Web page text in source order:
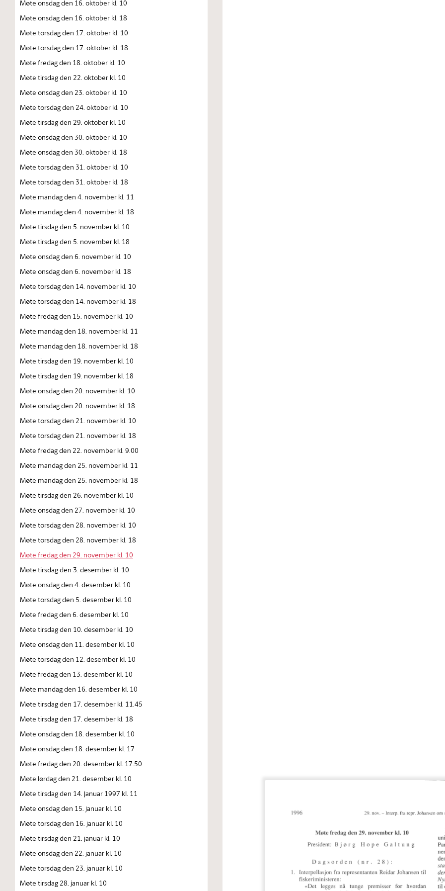
Møte onsdag den 16. oktober kl. 10
Møte onsdag den 16. oktober kl. 18
Møte torsdag den 17. oktober kl. 10
Møte torsdag den 17. oktober kl. 18
Møte fredag den 18. oktober kl. 10
Møte tirsdag den 22. oktober kl. 10
Møte onsdag den 23. oktober kl. 10
Møte torsdag den 24. oktober kl. 10
Møte tirsdag den 29. oktober kl. 10
Møte onsdag den 30. oktober kl. 10
Møte onsdag den 30. oktober kl. 18
Møte torsdag den 31. oktober kl. 10
Møte torsdag den 31. oktober kl. 18
Møte mandag den 4. november kl. 11
Møte mandag den 4. november kl. 18
Møte tirsdag den 5. november kl. 10
Møte tirsdag den 5. november kl. 18
Møte onsdag den 6. november kl. 10
Møte onsdag den 6. november kl. 18
Møte torsdag den 14. november kl. 10
Møte torsdag den 14. november kl. 18
Møte fredag den 15. november kl. 10
Møte mandag den 18. november kl. 11
Møte mandag den 18. november kl. 18
Møte tirsdag den 19. november kl. 10
Møte tirsdag den 19. november kl. 18
Møte onsdag den 20. november kl. 10
Møte onsdag den 20. november kl. 18
Møte torsdag den 21. november kl. 10
Møte torsdag den 21. november kl. 18
Møte fredag den 22. november kl. 9.00
Møte mandag den 25. november kl. 11
Møte mandag den 25. november kl. 18
Møte tirsdag den 26. november kl. 10
Møte onsdag den 27. november kl. 10
Møte torsdag den 28. november kl. 10
Møte torsdag den 28. november kl. 18
Møte fredag den 29. november kl. 10
Møte tirsdag den 3. desember kl. 10
Møte onsdag den 4. desember kl. 10
Møte torsdag den 5. desember kl. 10
Møte fredag den 6. desember kl. 10
Møte tirsdag den 10. desember kl. 10
Møte onsdag den 11. desember kl. 10
Møte torsdag den 12. desember kl. 10
Møte fredag den 13. desember kl. 10
Møte mandag den 16. desember kl. 10
Møte tirsdag den 17. desember kl. 11.45
Møte tirsdag den 17. desember kl. 18
Møte onsdag den 18. desember kl. 10
Møte onsdag den 18. desember kl. 17
Møte fredag den 20. desember kl. 17.50
Møte lørdag den 21. desember kl. 10
Møte tirsdag den 14. januar 1997 kl. 11
Møte onsdag den 15. januar kl. 10
Møte torsdag den 16. januar kl. 10
Møte tirsdag den 21. januar kl. 10
Møte onsdag den 22. januar kl. 10
Møte torsdag den 23. januar kl. 10
Møte tirsdag 28. januar kl. 10